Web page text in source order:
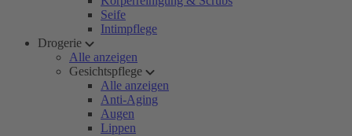
Seife
Intimpflege
Drogerie
Alle anzeigen
Gesichtspflege
Alle anzeigen
Anti-Aging
Augen
Lippen